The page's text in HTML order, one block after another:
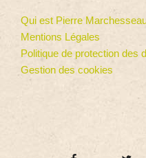
Qui est Pierre
Mentions Légales
Politique de protection des
Gestion des cookies